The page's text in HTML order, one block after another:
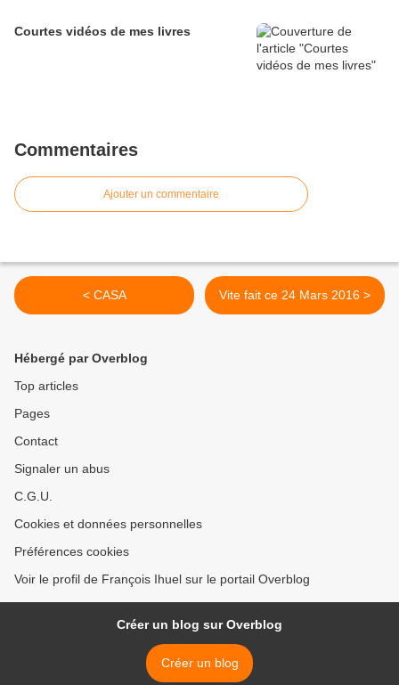
Courtes vidéos de mes livres
Commentaires
Ajouter un commentaire
< CASA Vite fait ce 24 Mars 2016 >
Hébergé par Overblog
Top articles
Pages
Contact
Signaler un abus
C.G.U.
Cookies et données personnelles
Préférences cookies
Voir le profil de François Ihuel sur le portail Overblog
Créer un blog sur Overblog
Créer un blog